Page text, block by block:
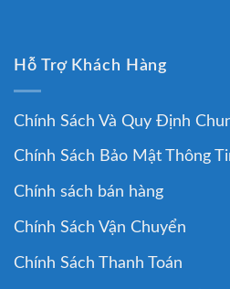
Hỗ Trợ Khách Hàng
Chính Sách Và Quy Định
Chính Sách Bảo Mật Thông
Chính sách bán hàng
Chính Sách Vận Chuyển
Chính Sách Thanh Toán